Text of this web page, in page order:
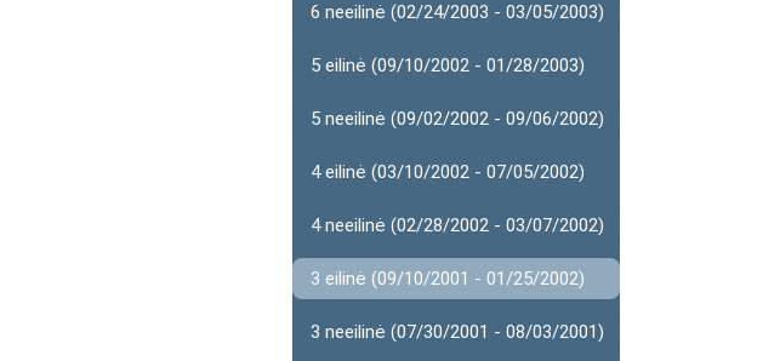
6 neeilinė (02/24/2003 - 03/05/2003)
5 eilinė (09/10/2002 - 01/28/2003)
5 neeilinė (09/02/2002 - 09/06/2002)
4 eilinė (03/10/2002 - 07/05/2002)
4 neeilinė (02/28/2002 - 03/07/2002)
3 eilinė (09/10/2001 - 01/25/2002)
3 neeilinė (07/30/2001 - 08/03/2001)